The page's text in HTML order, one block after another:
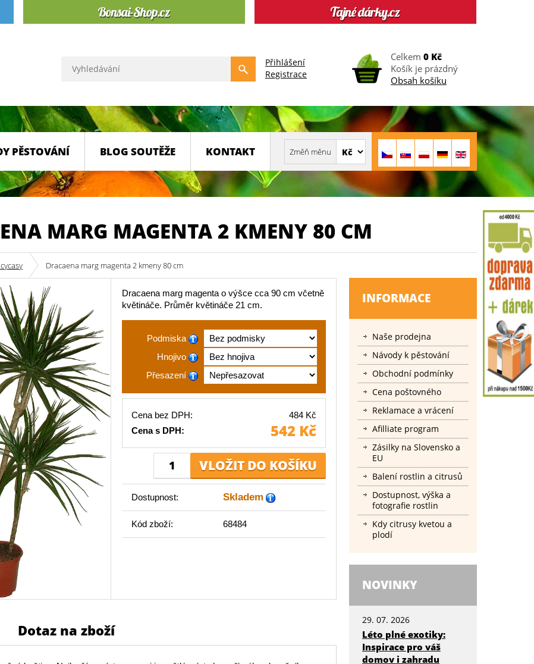
Přihlášení
Registrace
Celkem 0 Kč
Košík je prázdný
Obsah košíku
PĚSTOVÁNÍ BLOG SOUTĚŽE KONTAKT
MARG MAGENTA 2 KMENY 80 CM
Dracaena marg magenta 2 kmeny 80 cm
Dracaena marg magenta o výšce cca 90 cm včetně
květináče. Průměr květináče 21 cm.
Podmiska
Hnojivo
Přesazení
Cena bez DPH:
484 Kč
Cena s DPH:
542 Kč
Dostupnost: Skladem
Kód zboží: 68484
Dotaz na zboží
INFORMACE
Naše prodejna
Návody k pěstování
Obchodní podmínky
Cena poštovného
Reklamace a vrácení
Afilliate program
Zásilky na Slovensko a
EU
Balení rostlin a citrusů
Dostupnost, výška a
fotografie rostlin
Kdy citrusy kvetou a
plodí
NOVINKY
29. 07. 2026
Léto plné exotiky:
Inspirace pro váš
domov i zahradu